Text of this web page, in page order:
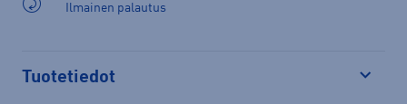
Ilmainen palautus
Tuotetiedot